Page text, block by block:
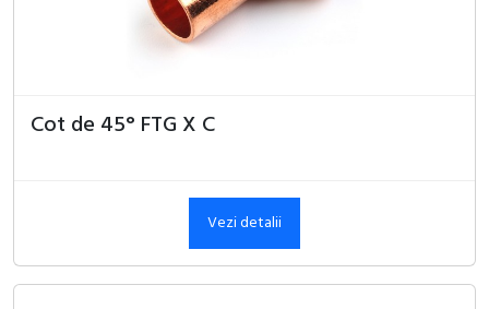
Cot de 45° FTG X C
Vezi detalii